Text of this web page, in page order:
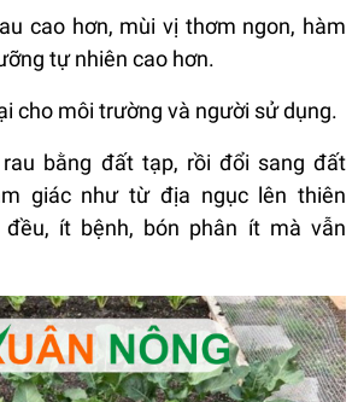
cao hơn, mùi vị thơm ngon, hàm
tự nhiên cao hơn.
cho môi trường và người sử dụng.
bằng đất tạp, rồi đổi sang đất
giác như từ địa ngục lên thiên
ít bệnh, bón phân ít mà vẫn